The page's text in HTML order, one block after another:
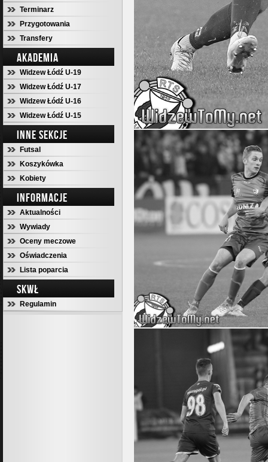
Terminarz
Przygotowania
Transfery
AKADEMIA
Widzew Łódź U-19
Widzew Łódź U-17
Widzew Łódź U-16
Widzew Łódź U-15
INNE SEKCJE
Futsal
Koszykówka
Kobiety
INFORMACJE
Aktualności
Wywiady
Oceny meczowe
Oświadczenia
Lista poparcia
SKWŁ
Regulamin